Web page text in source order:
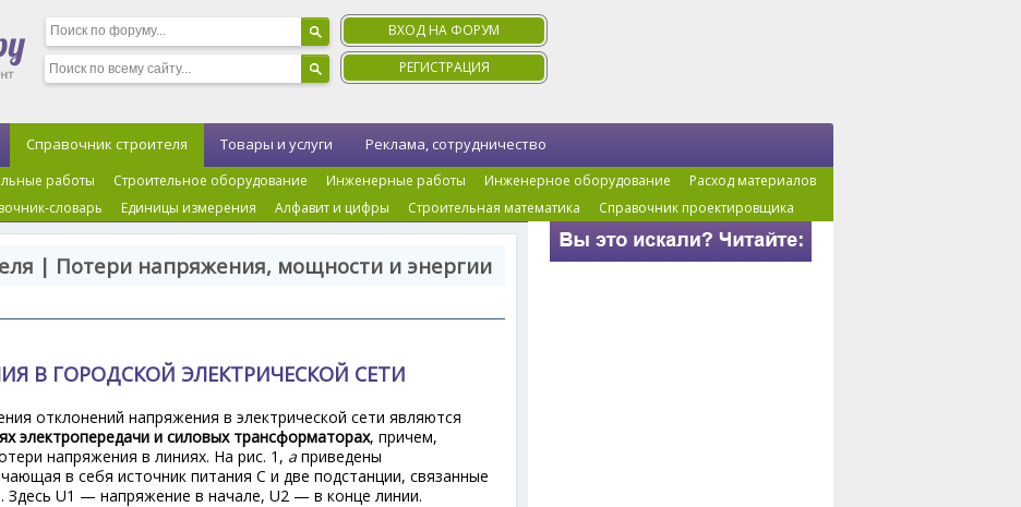
ВХОД НА ФОРУМ
РЕГИСТРАЦИЯ
Справочник строителя
работы Строительное оборудование Инженерные работы Инженерное оборудование
Расход материалов
словарь Единицы измерения Алфавит и цифры Строительная математика Справочник проектировщика
Товары и услуги Реклама, сотрудничество
| Потери напряжения, мощности и энергии
В ГОРОДСКОЙ ЭЛЕКТРИЧЕСКОЙ СЕТИ
отклонений напряжения в электрической сети являются
электропередачи и силовых трансформаторах, причем,
напряжения в линиях. На рис. 1, а приведены
в себя источник питания С и две подстанции, связанные
Здесь U1 — напряжение в начале, U2 — в конце линии.